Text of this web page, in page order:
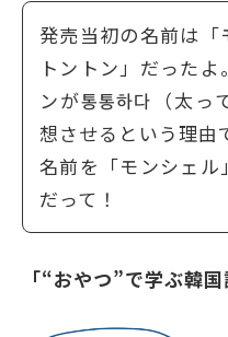
発売当初の名前は「
トントン」だったよ
ンが통통하다（太っ
想させるという理由
名前を「モンシェル
だって！
「“おやつ”で学ぶ韓